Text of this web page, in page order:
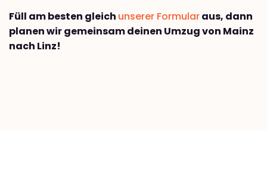
Füll am besten gleich unserer Formularaus, dann
planen wir gemeinsam deinen Umzug von Mainz
nach Linz!